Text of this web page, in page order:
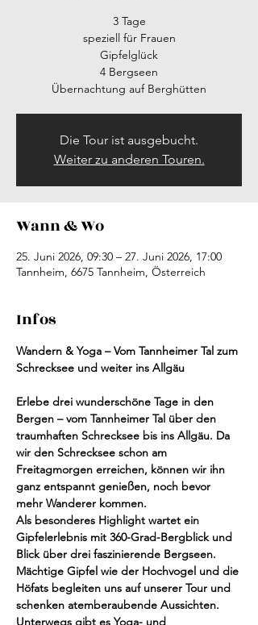
3 Tage
speziell für Frauen
Gipfelglück
4 Bergseen
Übernachtung auf Berghütten
Die Tour ist ausgebucht.
Weiter zu anderen Touren.
Wann & Wo
25. Juni 2026, 09:30 – 27. Juni 2026, 17:00
Tannheim, 6675 Tannheim, Österreich
Infos
Wandern & Yoga – Vom Tannheimer Tal zum
Schrecksee und weiter ins Allgäu
Erlebe drei wunderschöne Tage in den
Bergen – vom Tannheimer Tal über den
traumhaften Schrecksee bis ins Allgäu. Da
wir den Schrecksee schon am
Freitagmorgen erreichen, können wir ihn
ganz entspannt genießen, noch bevor
mehr Wanderer kommen.
Als besonderes Highlight wartet ein
Gipfelerlebnis mit 360-Grad-Bergblick und
Blick über drei faszinierende Bergseen.
Mächtige Gipfel wie der Hochvogel und die
Höfats begleiten uns auf unserer Tour und
schenken atemberaubende Aussichten.
Unterwegs gibt es Yoga- und